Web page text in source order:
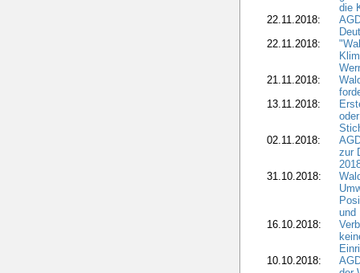
die
22.11.2018:
22.11.2018:
21.11.2018:
13.11.2018:
02.11.2018:
zur
31.10.2018:
und
16.10.2018:
10.10.2018: